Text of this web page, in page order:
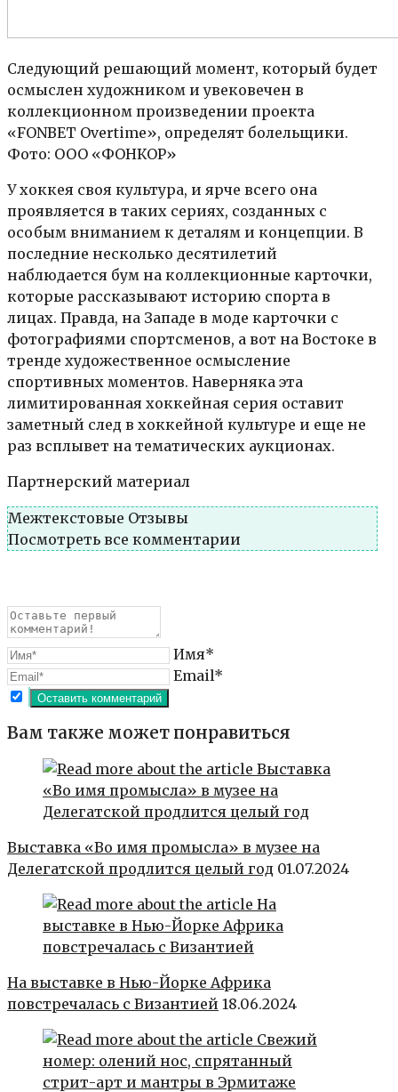
Следующий решающий момент, который будет
осмыслен художником и увековечен в
коллекционном произведении проекта
«FONBET Overtime», определят болельщики.
Фото: ООО «ФОНКОР»
У хоккея своя культура, и ярче всего она
проявляется в таких сериях, созданных с
особым вниманием к деталям и концепции. В
последние несколько десятилетий
наблюдается бум на коллекционные карточки,
которые рассказывают историю спорта в
лицах. Правда, на Западе в моде карточки с
фотографиями спортсменов, а вот на Востоке в
тренде художественное осмысление
спортивных моментов. Наверняка эта
лимитированная хоккейная серия оставит
заметный след в хоккейной культуре и еще не
раз всплывет на тематических аукционах.
Партнерский материал
Межтекстовые Отзывы
Посмотреть все комментарии
Имя*
Email*
Вам также может понравиться
Выставка «Во имя промысла» в музее на
Делегатской продлится целый год 01.07.2024
На выставке в Нью-Йорке Африка
повстречалась с Византией 18.06.2024